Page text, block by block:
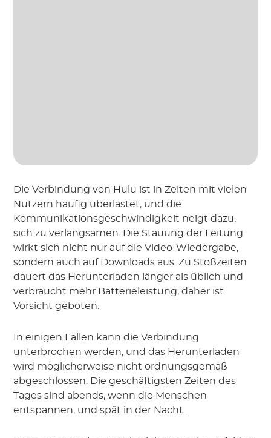
Die Verbindung von Hulu ist in Zeiten mit vielen
Nutzern häufig überlastet, und die
Kommunikationsgeschwindigkeit neigt dazu,
sich zu verlangsamen. Die Stauung der Leitung
wirkt sich nicht nur auf die Video-Wiedergabe,
sondern auch auf Downloads aus. Zu Stoßzeiten
dauert das Herunterladen länger als üblich und
verbraucht mehr Batterieleistung, daher ist
Vorsicht geboten.
In einigen Fällen kann die Verbindung
unterbrochen werden, und das Herunterladen
wird möglicherweise nicht ordnungsgemäß
abgeschlossen. Die geschäftigsten Zeiten des
Tages sind abends, wenn die Menschen
entspannen, und spät in der Nacht.